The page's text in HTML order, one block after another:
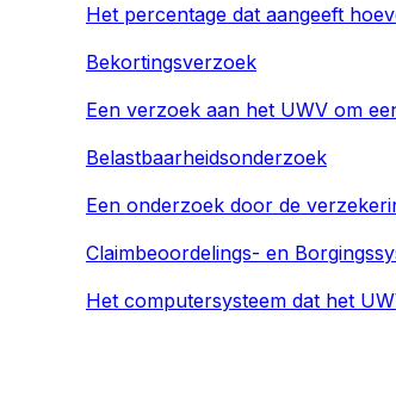
Het percentage dat aangeeft
Bekortingsverzoek
Een verzoek aan het UWV om
Belastbaarheidsonderzoek
Een onderzoek door de
Claimbeoordelings- en
Het computersysteem dat het